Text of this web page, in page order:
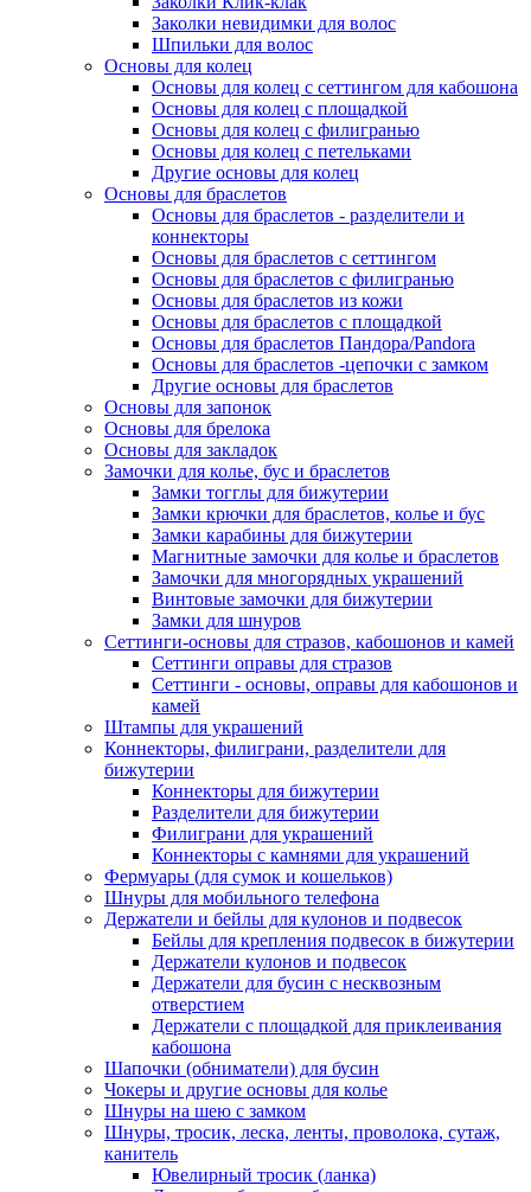
Заколки невидимки для волос
Шпильки для волос
Основы для колец
Основы для колец с сеттингом для кабошона
Основы для колец с площадкой
Основы для колец с филигранью
Основы для колец с петельками
Другие основы для колец
Основы для браслетов
Основы для браслетов - разделители и
коннекторы
Основы для браслетов с сеттингом
Основы для браслетов с филигранью
Основы для браслетов из кожи
Основы для браслетов с площадкой
Основы для браслетов Пандора/Pandora
Основы для браслетов -цепочки с замком
Другие основы для браслетов
Основы для запонок
Основы для брелока
Основы для закладок
Замочки для колье, бус и браслетов
Замки тогглы для бижутерии
Замки крючки для браслетов, колье и бус
Замки карабины для бижутерии
Магнитные замочки для колье и браслетов
Замочки для многорядных украшений
Винтовые замочки для бижутерии
Замки для шнуров
Сеттинги-основы для стразов, кабошонов и камей
Сеттинги оправы для стразов
Сеттинги - основы, оправы для кабошонов и
камей
Штампы для украшений
Коннекторы, филиграни, разделители для
бижутерии
Коннекторы для бижутерии
Разделители для бижутерии
Филиграни для украшений
Коннекторы с камнями для украшений
Фермуары (для сумок и кошельков)
Шнуры для мобильного телефона
Держатели и бейлы для кулонов и подвесок
Бейлы для крепления подвесок в бижутерии
Держатели кулонов и подвесок
Держатели для бусин с несквозным
отверстием
Держатели с площадкой для приклеивания
кабошона
Шапочки (обниматели) для бусин
Чокеры и другие основы для колье
Шнуры на шею с замком
Шнуры, тросик, леска, ленты, проволока, сутаж,
канитель
Ювелирный тросик (ланка)